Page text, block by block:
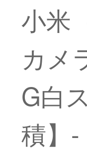
小米
カメ
G白
積】-